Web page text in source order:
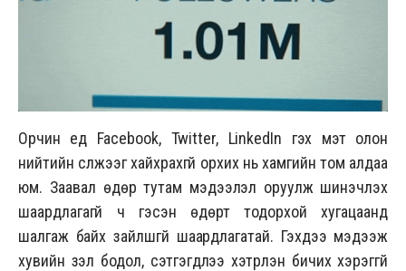
Орчин үед Facebook, Twitter, LinkedIn гэх мэт олон
нийтийн сүлжээг хайхрахгүй орхих нь хамгийн том алдаа
юм. Заавал өдөр тутам мэдээлэл оруулж шинэчлэх
шаардлагагүй ч гэсэн өдөрт тодорхой хугацаанд
шалгаж байх зайлшгүй шаардлагатай. Гэхдээ мэдээж
хувийн үзэл бодол, сэтгэгдлээ хэтрүүлэн бичих хэрэггүй